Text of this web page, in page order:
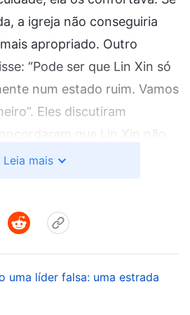
a igreja não conseguiria
apropriado. Outro
“Pode ser que Lin Xin só
num estado ruim. Vamos
Eles discutiram
que Lin Xin não
De acordo com os
e não consegue fazer
da obra do Espírito
com eles, não estaremos
Leia mais
uma líder falsa: uma estrada